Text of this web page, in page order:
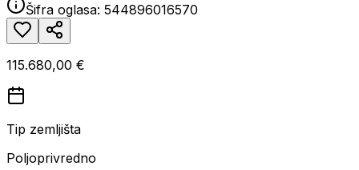
Šifra oglasa: 544896016570
115.680,00 €
Tip zemljišta
Poljoprivredno